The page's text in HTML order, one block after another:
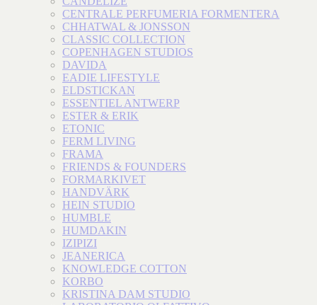
CENTRALE PERFUMERIA FORMENTERA
CHHATWAL & JONSSON
CLASSIC COLLECTION
COPENHAGEN STUDIOS
DAVIDA
EADIE LIFESTYLE
ELDSTICKAN
ESSENTIEL ANTWERP
ESTER & ERIK
ETONIC
FERM LIVING
FRAMA
FRIENDS & FOUNDERS
FORMARKIVET
HANDVÄRK
HEIN STUDIO
HUMBLE
HUMDAKIN
IZIPIZI
JEANERICA
KNOWLEDGE COTTON
KORBO
KRISTINA DAM STUDIO